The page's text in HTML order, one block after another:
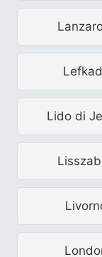
Lido di